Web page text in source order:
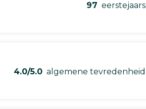
97 eerstejaars
4.0/5.0 algemene tevredenheid